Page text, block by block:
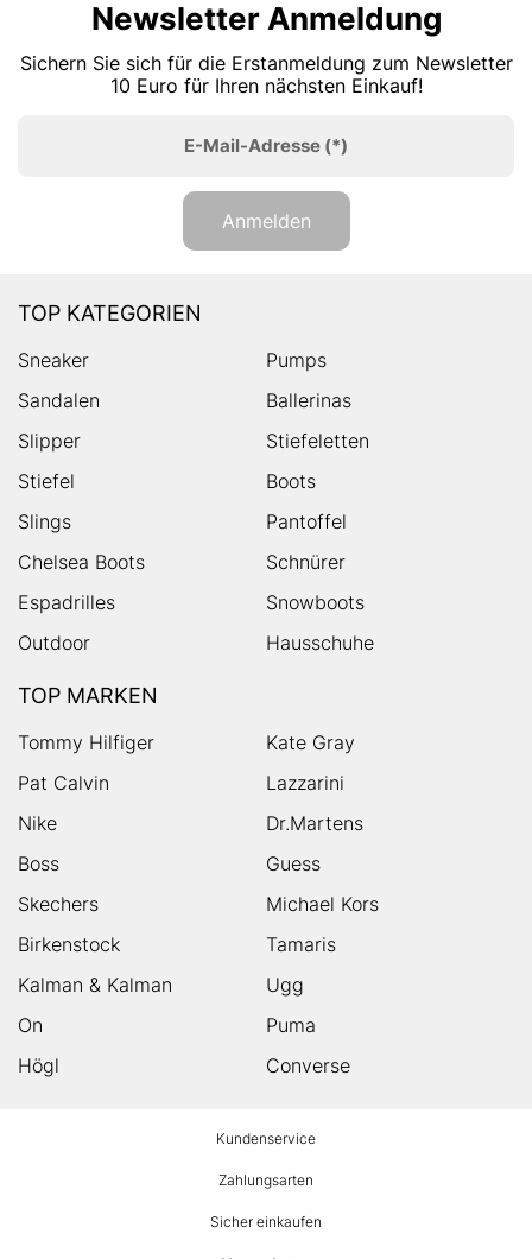
Newsletter Anmeldung
Sichern Sie sich für die Erstanmeldung zum Newsletter
10 Euro für Ihren nächsten Einkauf!
E-Mail-Adresse (*)
Anmelden
TOP KATEGORIEN
Sneaker
Pumps
Sandalen
Ballerinas
Slipper
Stiefeletten
Stiefel
Boots
Slings
Pantoffel
Chelsea Boots
Schnürer
Espadrilles
Snowboots
Outdoor
Hausschuhe
TOP MARKEN
Tommy Hilfiger
Kate Gray
Pat Calvin
Lazzarini
Nike
Dr.Martens
Boss
Guess
Skechers
Michael Kors
Birkenstock
Tamaris
Kalman & Kalman
Ugg
On
Puma
Högl
Converse
Kundenservice
Zahlungsarten
Sicher einkaufen